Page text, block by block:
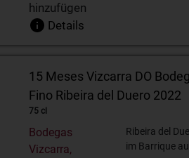
hinzufügen
Details
15 Meses Vizcarra DO
Fino Ribeira del Duero 2022
75 cl
Bodegas
Vizcarra,
Ribeira del
im Barrique